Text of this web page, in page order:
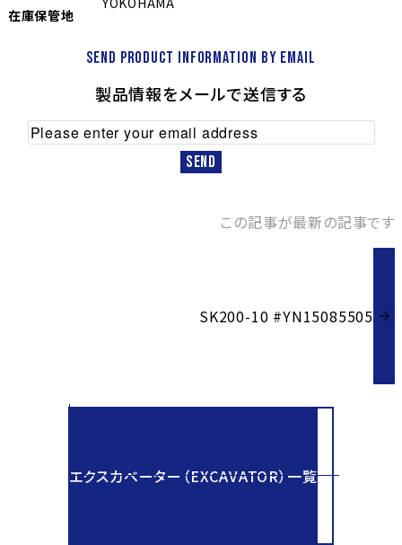
在庫保管地
Send product information by email
製品情報をメールで送信する
この記事が最新の記事です
SK200-10 #YN15085505
エクスカベーター（EXCAVATOR）一覧